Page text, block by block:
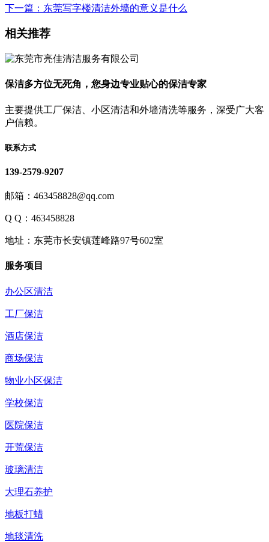
下一篇 ：东莞写字楼清洁外墙的意义是什么
相关推荐
保洁多方位无死角，您身边专业贴心的保洁专家
主要提供工厂保洁、小区清洁和外墙清洗等服务，深受广大客
户信赖。
联系方式
139-2579-9207
邮箱：463458828@qq.com
Q Q：463458828
地址：东莞市长安镇莲峰路97号602室
服务项目
办公区清洁
工厂保洁
酒店保洁
商场保洁
物业小区保洁
学校保洁
医院保洁
开荒保洁
玻璃清洁
大理石养护
地板打蜡
地毯清洗